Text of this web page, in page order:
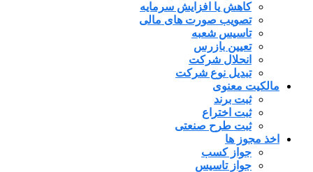
کاهش یا افزایش سرمایه
تصویب صورت های مالی
تاسیس شعبه
تعیین بازرس
انحلال شرکت
تبدیل نوع شرکت
مالکیت معنوی
ثبت برند
ثبت اختراع
ثبت طرح صنعتی
اخذ مجوز ها
جواز کسب
جواز تاسیس